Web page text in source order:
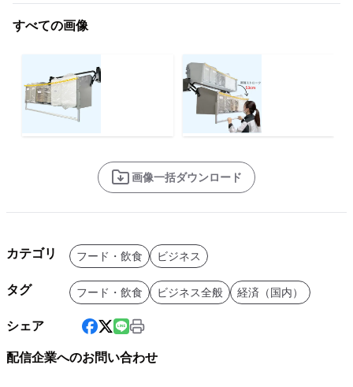
すべての画像
画像一括ダウンロード
カテゴリ フード・飲食 ビジネス
タグ フード・飲食 ビジネス全般 経済（国内）
シェア
配信企業へのお問い合わせ